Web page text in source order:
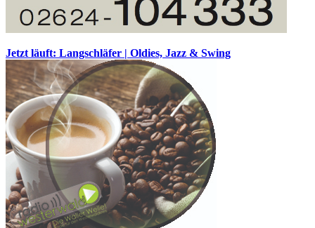
Jetzt läuft: Langschläfer | Oldies, Jazz & Swing